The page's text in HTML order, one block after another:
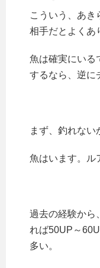
こういう、あき
相手だとよくあ
魚は確実にいる
するなら、逆に
まず、釣れない
魚はいます。ル
過去の経験から
れば50UP～
多い。